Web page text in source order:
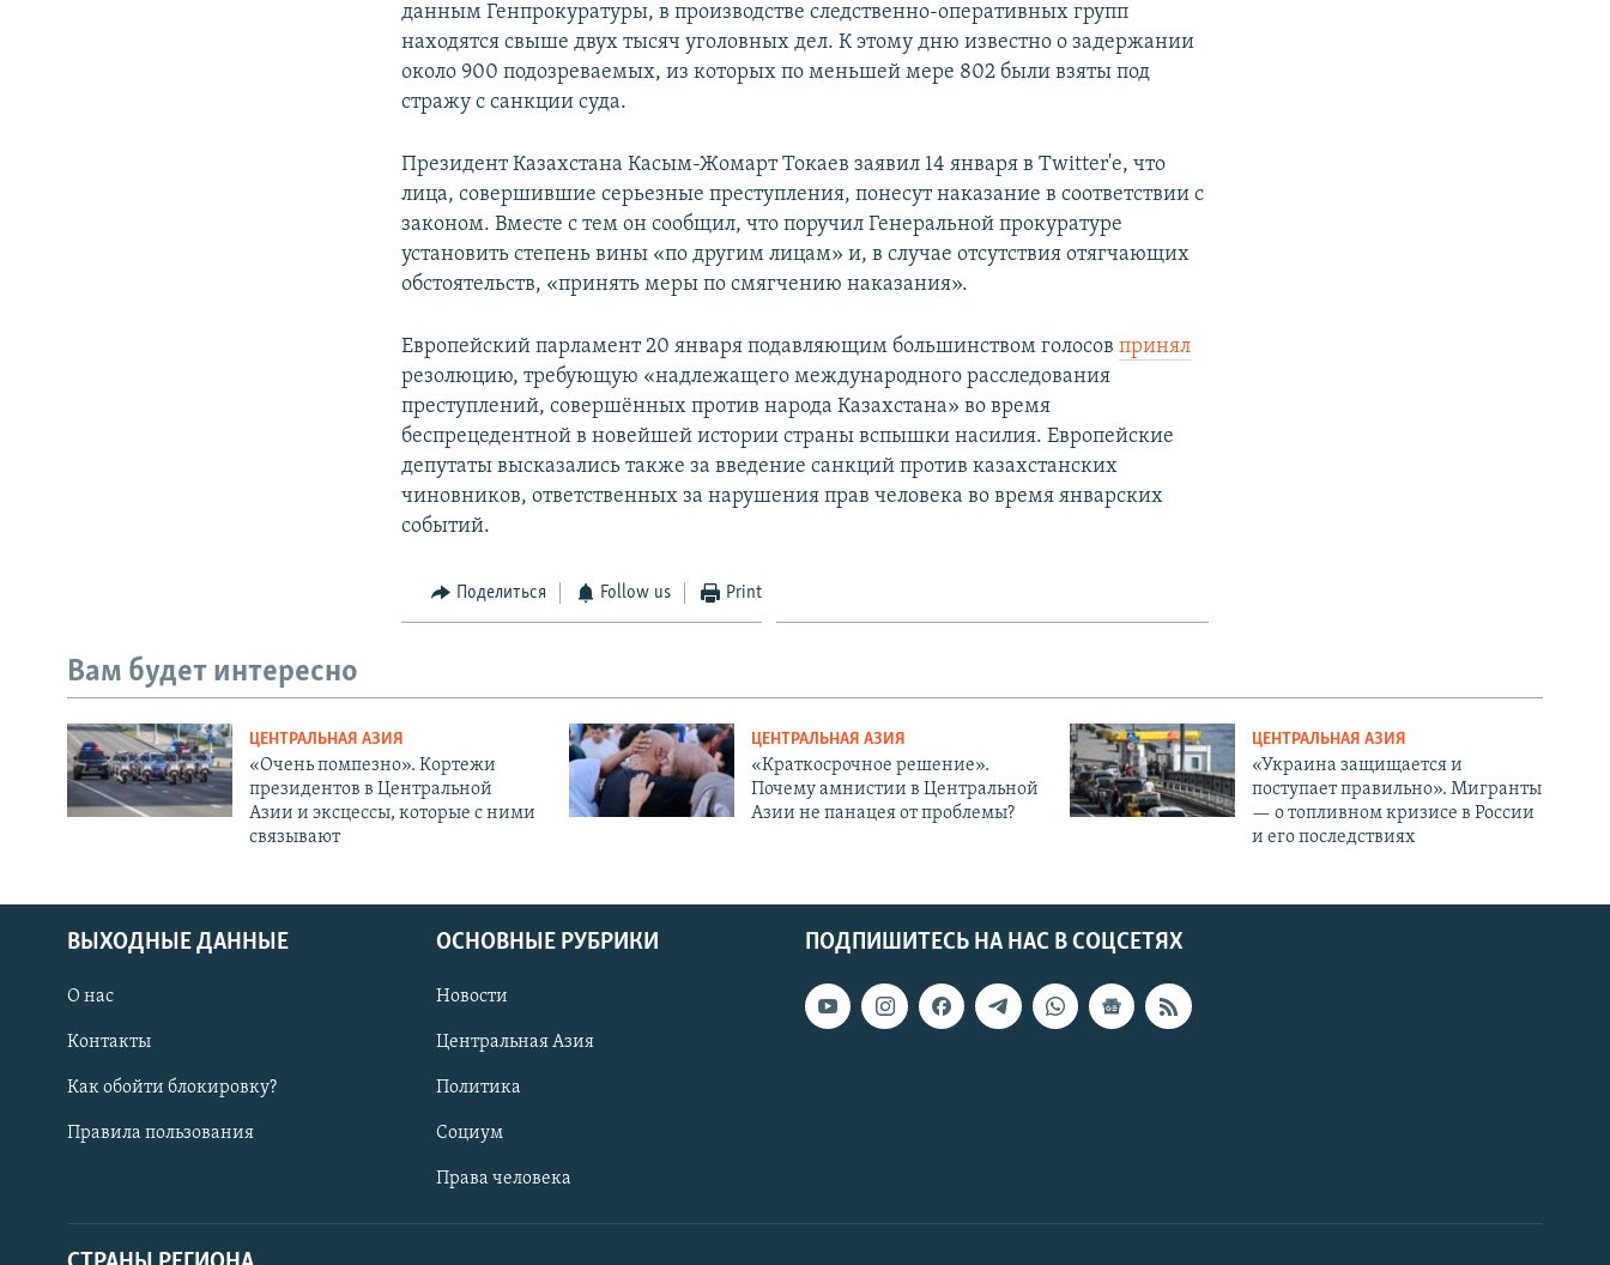
данным Генпрокуратуры, в производстве следственно-оперативных групп
находятся свыше двух тысяч уголовных дел. К этому дню известно о задержании
около 900 подозреваемых, из которых по меньшей мере 802 были взяты под
стражу с санкции суда.
Президент Казахстана Касым-Жомарт Токаев заявил 14 января в Twitter'e, что
лица, совершившие серьезные преступления, понесут наказание в соответствии с
законом. Вместе с тем он сообщил, что поручил Генеральной прокуратуре
установить степень вины «по другим лицам» и, в случае отсутствия отягчающих
обстоятельств, «принять меры по смягчению наказания».
Европейский парламент 20 января подавляющим большинством голосовпринял
резолюцию, требующую «надлежащего международного расследования
преступлений, совершённых против народа Казахстана» во время
беспрецедентной в новейшей истории страны вспышки насилия. Европейские
депутаты высказались также за введение санкций против казахстанских
чиновников, ответственных за нарушения прав человека во время январских
событий.
Поделиться Follow us Print
Вам будет интересно
ЦЕНТРАЛЬНАЯ АЗИЯ
«Очень помпезно». Кортежи
президентов в Центральной
Азии и эксцессы, которые с ними
связывают
ЦЕНТРАЛЬНАЯ АЗИЯ
«Краткосрочное решение».
Почему амнистии в Центральной
Азии не панацея от проблемы?
ЦЕНТРАЛЬНАЯ АЗИЯ
«Украина защищается и
поступает правильно». Мигранты
— о топливном кризисе в России
и его последствиях
ПОДПИШИТЕСЬ НА НАС В СОЦСЕТЯХ
ВЫХОДНЫЕ ДАННЫЕ
О нас
Контакты
Как обойти блокировку?
Правила пользования
ОСНОВНЫЕ РУБРИКИ
Новости
Центральная Азия
Политика
Социум
Права человека